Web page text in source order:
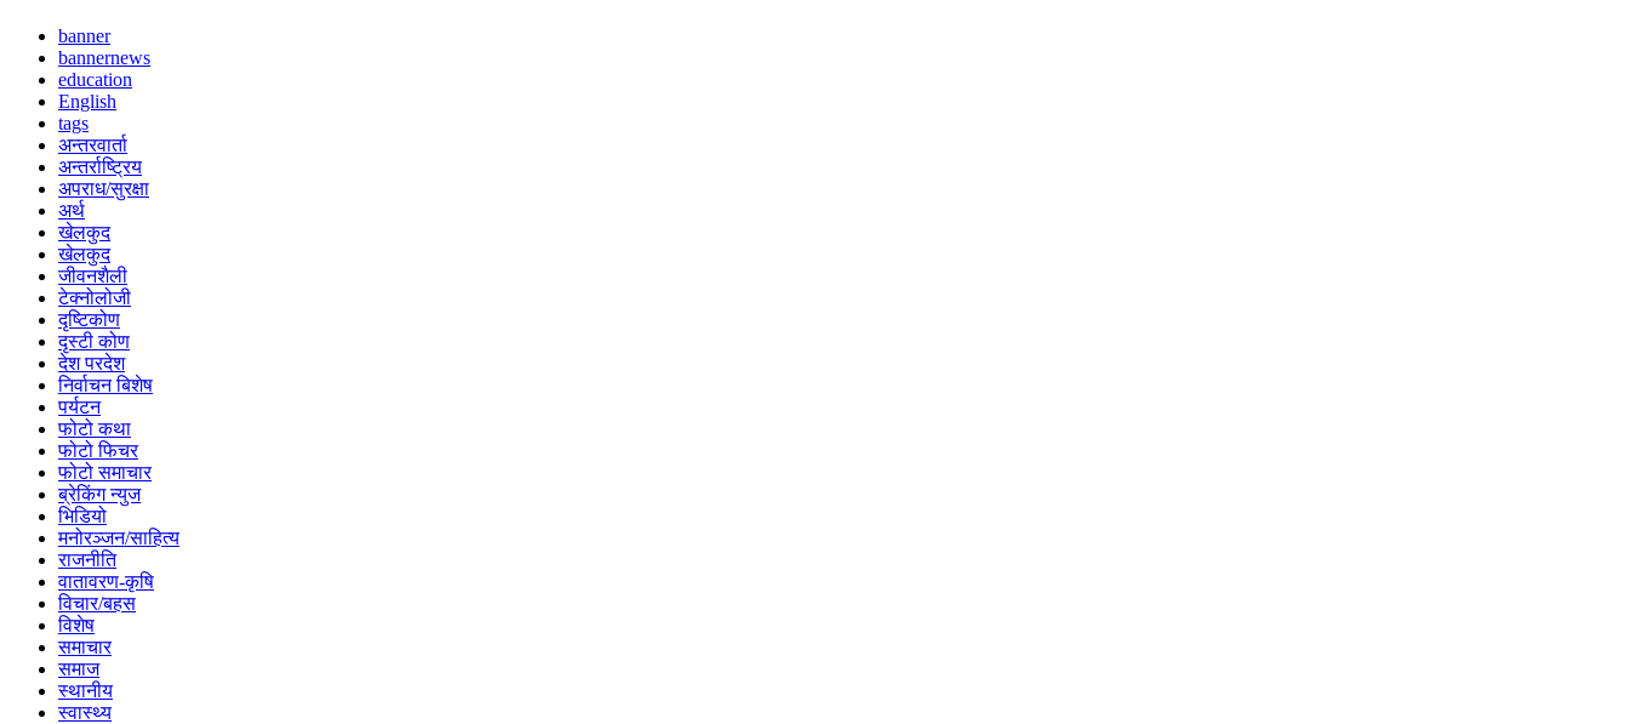
banner
bannernews
education
English
tags
अन्तरवार्ता
अन्तर्राष्ट्रिय
अपराध/सुरक्षा
अर्थ
खेलकुद
खेलकुद
जीवनशैली
टेक्नोलोजी
दृष्टिकोण
दृस्टी कोण
देश परदेश
निर्वाचन बिशेष
पर्यटन
फोटो कथा
फोटो फिचर
फोटो समाचार
ब्रेकिंग न्युज
भिडियो
मनोरञ्जन/साहित्य
राजनीति
वातावरण-कृषि
विचार/बहस
विशेष
समाचार
समाज
स्थानीय
स्वास्थ्य